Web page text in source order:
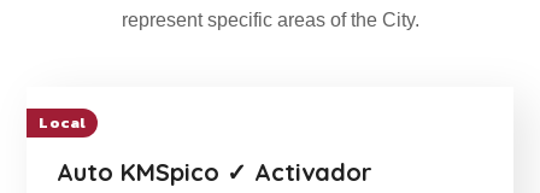
represent specific areas of the City.
Local
Auto KMSpico ✓ Activador